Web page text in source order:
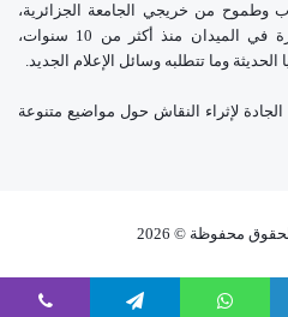
من خريجي الجامعة الجزائرية،
مدعمين بكفاءات صحفية تملك خبرة في الميدان منذ أكثر من 10 سنوات،
وما تتطلبه وسائل الإعلام الجديد.
لإثراء النقاش حول مواضيع متنوعة
محفوظة © 2026